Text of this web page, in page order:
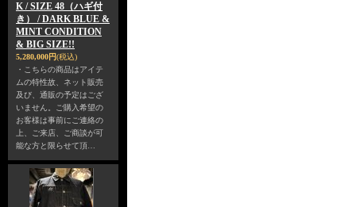
K / SIZE 48（ハギ付
き） / DARK BLUE &
MINT CONDITION
& BIG SIZE!!
5,280,000円(税込)
・こちらの商品はアイテ
ムの特性故、ネット販売
及び、通販の予定はござ
いません。ご購入希望の
お客様は事前にご連絡の
上、ご来店、ご商談が可
能な方と限らせて頂…